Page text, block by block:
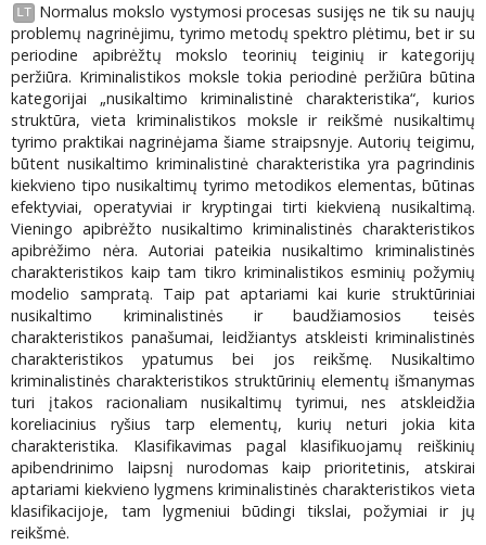
LT
Normalus mokslo vystymosi procesas susijęs ne tik su naujų
problemų nagrinėjimu, tyrimo metodų spektro plėtimu, bet ir su
periodine apibrėžtų mokslo teorinių teiginių ir kategorijų
peržiūra. Kriminalistikos moksle tokia periodinė peržiūra būtina
kategorijai „nusikaltimo kriminalistinė charakteristika“, kurios
struktūra, vieta kriminalistikos moksle ir reikšmė nusikaltimų
tyrimo praktikai nagrinėjama šiame straipsnyje. Autorių teigimu,
būtent nusikaltimo kriminalistinė charakteristika yra pagrindinis
kiekvieno tipo nusikaltimų tyrimo metodikos elementas, būtinas
efektyviai, operatyviai ir kryptingai tirti kiekvieną nusikaltimą.
Vieningo apibrėžto nusikaltimo kriminalistinės charakteristikos
apibrėžimo nėra. Autoriai pateikia nusikaltimo kriminalistinės
charakteristikos kaip tam tikro kriminalistikos esminių požymių
modelio sampratą. Taip pat aptariami kai kurie struktūriniai
nusikaltimo kriminalistinės ir baudžiamosios teisės
charakteristikos panašumai, leidžiantys atskleisti kriminalistinės
charakteristikos ypatumus bei jos reikšmę. Nusikaltimo
kriminalistinės charakteristikos struktūrinių elementų išmanymas
turi įtakos racionaliam nusikaltimų tyrimui, nes atskleidžia
koreliacinius ryšius tarp elementų, kurių neturi jokia kita
charakteristika. Klasifikavimas pagal klasifikuojamų reiškinių
apibendrinimo laipsnį nurodomas kaip prioritetinis, atskirai
aptariami kiekvieno lygmens kriminalistinės charakteristikos vieta
klasifikacijoje, tam lygmeniui būdingi tikslai, požymiai ir jų
reikšmė.